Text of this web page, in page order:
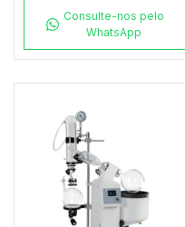
Consulte-nos pelo
WhatsApp